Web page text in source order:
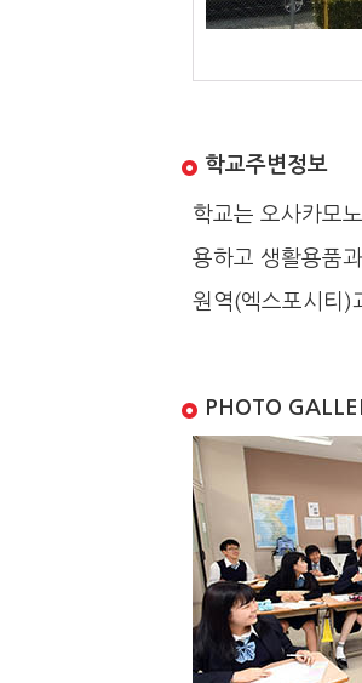
학교주변정보
학교는 오사카모
용하고 생활용품
원역(엑스포시티)
PHOTO